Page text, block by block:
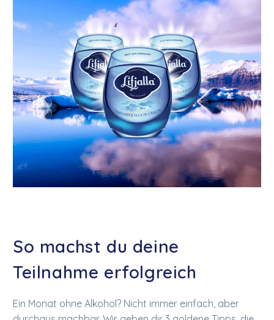
So machst du deine
Teilnahme erfolgreich
Ein Monat ohne Alkohol? Nicht immer einfach, aber